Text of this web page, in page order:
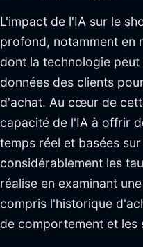
L'impact de l'IA sur le
profond, notamment en
dont la technologie
données des clients
d'achat. Au cœur de
capacité de l'IA à offrir
temps réel et basées
considérablement les
réalise en examinant
compris l'historique
de comportement et les